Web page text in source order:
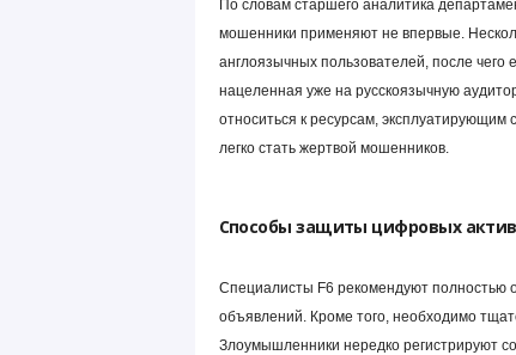
По словам старшего аналитика
мошенники применяют не впервые.
англоязычных пользователей, после чего
нацеленная уже на русскоязычную
относиться к ресурсам,
легко стать жертвой мошенников.
Способы защиты цифровых
Специалисты F6 рекомендуют полностью
объявлений. Кроме того, необходимо
Злоумышленники нередко регистрируют